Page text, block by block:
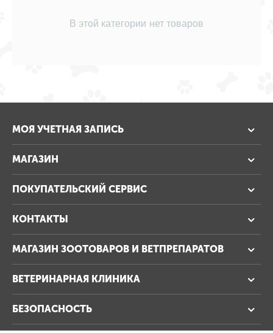
В этой категории нет товаров
МОЯ УЧЕТНАЯ ЗАПИСЬ
МАГАЗИН
ПОКУПАТЕЛЬСКИЙ СЕРВИС
КОНТАКТЫ
МАГАЗИН ЗООТОВАРОВ И ВЕТПРЕПАРАТОВ
ВЕТЕРИНАРНАЯ КЛИНИКА
БЕЗОПАСНОСТЬ